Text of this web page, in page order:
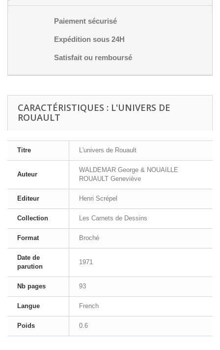
Paiement sécurisé
Expédition sous 24H
Satisfait ou remboursé
CARACTÉRISTIQUES : L'UNIVERS DE
ROUAULT
Titre L'univers de Rouault
Auteur
WALDEMAR George & NOUAILLE
ROUAULT Geneviève
Editeur Henri Scrépel
Collection Les Carnets de Dessins
Format Broché
Date de
parution
1971
Nb pages 93
Langue French
Poids 0.6